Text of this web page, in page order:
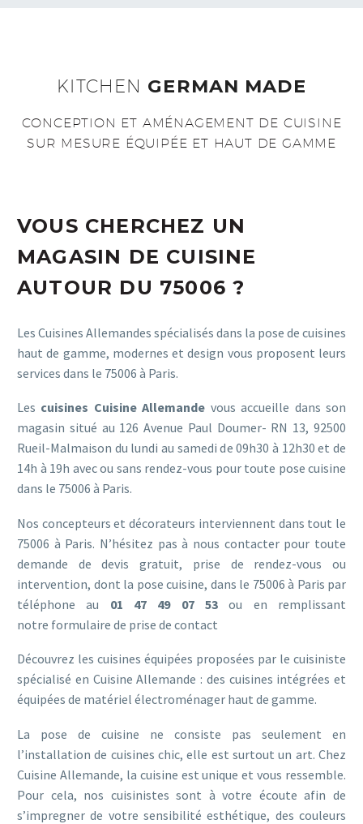
KITCHEN GERMAN MADE
CONCEPTION ET AMÉNAGEMENT DE CUISINE
SUR MESURE ÉQUIPÉE ET HAUT DE GAMME
VOUS CHERCHEZ UN
MAGASIN DE CUISINE
AUTOUR DU 75006 ?
Les Cuisines Allemandes spécialisés dans la pose de cuisines
haut de gamme, modernes et design vous proposent leurs
services dans le 75006 à Paris.
Les cuisines Cuisine Allemande vous accueille dans son
magasin situé au 126 Avenue Paul Doumer- RN 13, 92500
Rueil-Malmaison du lundi au samedi de 09h30 à 12h30 et de
14h à 19h avec ou sans rendez-vous pour toute pose cuisine
dans le 75006 à Paris.
Nos concepteurs et décorateurs interviennent dans tout le
75006 à Paris. N’hésitez pas à nous contacter pour toute
demande de devis gratuit, prise de rendez-vous ou
intervention, dont la pose cuisine, dans le 75006 à Paris par
téléphone au 01 47 49 07 53 ou en remplissant
notre formulaire de prise de contact
Découvrez les cuisines équipées proposées par le cuisiniste
spécialisé en Cuisine Allemande : des cuisines intégrées et
équipées de matériel électroménager haut de gamme.
La pose de cuisine ne consiste pas seulement en
l’installation de cuisines chic, elle est surtout un art. Chez
Cuisine Allemande, la cuisine est unique et vous ressemble.
Pour cela, nos cuisinistes sont à votre écoute afin de
s’impregner de votre sensibilité esthétique, des couleurs